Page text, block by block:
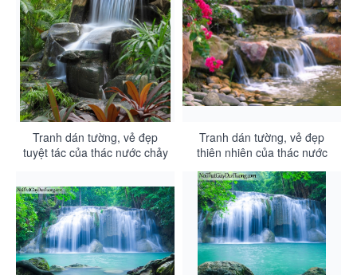
Tranh dán tường, vẻ đẹp
tuyệt tác của thác nước chảy
nhiên ban tặng DA3122
Tranh dán tường, vẻ đẹp
thiên nhiên của thác nước
chảy trên từng bậc đá
DA3121